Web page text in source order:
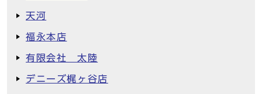
天河
福永本店
有限会社 太陸
デニーズ梶ヶ谷店